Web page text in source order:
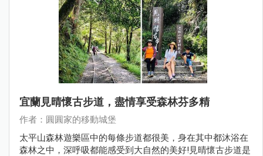
宜蘭見晴懷古步道，盡情享受森林芬多精
作者：圓圓家的移動城堡
太平山森林遊樂區中的每條步道都很美，身在其中都沐浴在
森林之中，深呼吸都能感受到大自然的美好!見晴懷古步道是